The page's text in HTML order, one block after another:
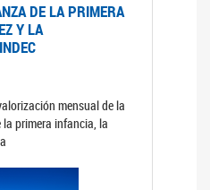
DE LA PRIMERA
Y LA
mensual de la
primera infancia, la